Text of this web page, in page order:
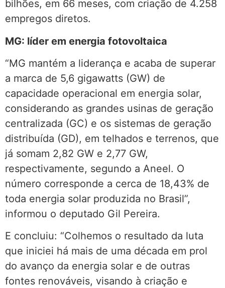
bilhões, em 66 meses, com criação de 4.258
empregos diretos.
MG: líder em energia fotovoltaica
“MG mantém a liderança e acaba de superar
a marca de 5,6 gigawatts (GW) de
capacidade operacional em energia solar,
considerando as grandes usinas de geração
centralizada (GC) e os sistemas de geração
distribuída (GD), em telhados e terrenos, que
já somam 2,82 GW e 2,77 GW,
respectivamente, segundo a Aneel. O
número corresponde a cerca de 18,43% de
toda energia solar produzida no Brasil”,
informou o deputado Gil Pereira.
E concluiu: “Colhemos o resultado da luta
que iniciei há mais de uma década em prol
do avanço da energia solar e de outras
fontes renováveis, visando à criação e